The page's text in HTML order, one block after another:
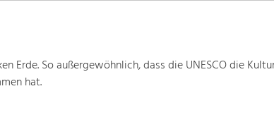
Erde. So außergewöhnlich, dass die UNESCO die
hat.